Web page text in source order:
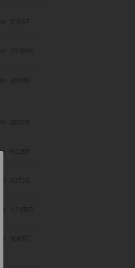
52657
261046
95888
68495
64295
82725
121505
90657